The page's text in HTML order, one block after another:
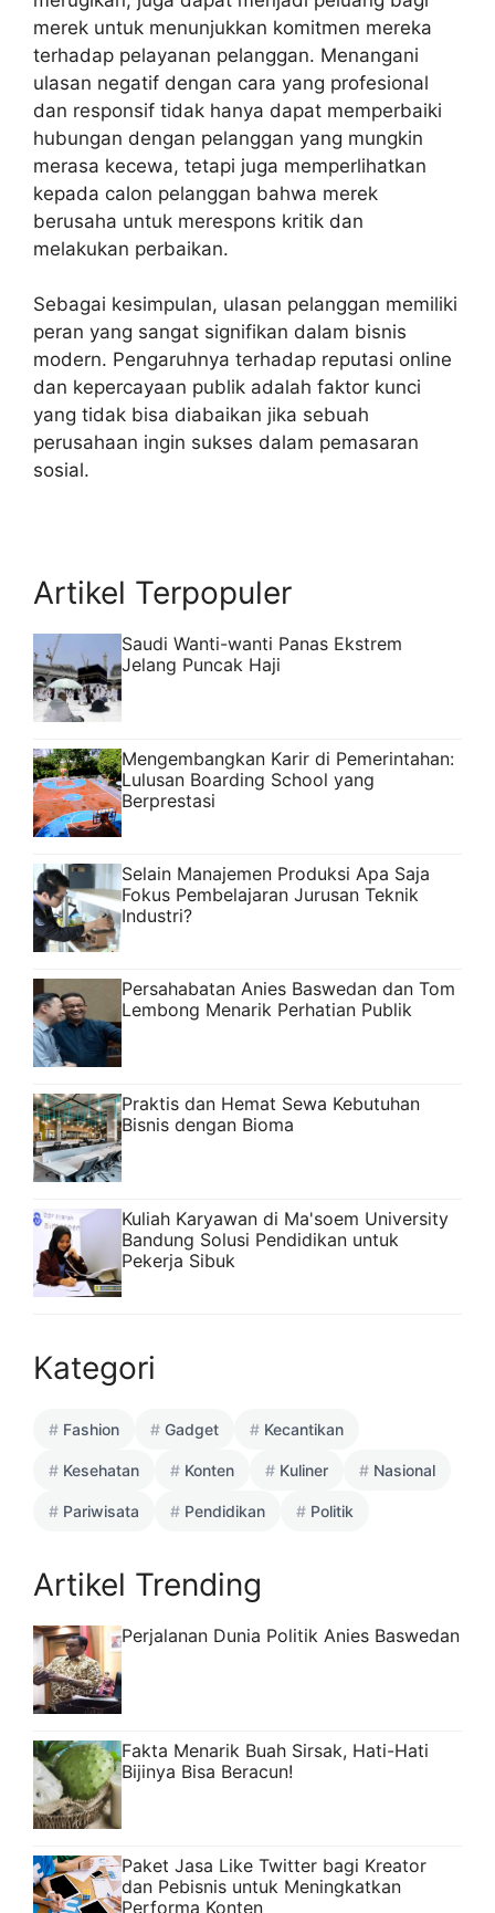
merek untuk menunjukkan komitmen mereka
terhadap pelayanan pelanggan. Menangani
ulasan negatif dengan cara yang profesional
dan responsif tidak hanya dapat memperbaiki
hubungan dengan pelanggan yang mungkin
merasa kecewa, tetapi juga memperlihatkan
kepada calon pelanggan bahwa merek
berusaha untuk merespons kritik dan
melakukan perbaikan.
Sebagai kesimpulan, ulasan pelanggan memiliki
peran yang sangat signifikan dalam bisnis
modern. Pengaruhnya terhadap reputasi online
dan kepercayaan publik adalah faktor kunci
yang tidak bisa diabaikan jika sebuah
perusahaan ingin sukses dalam pemasaran
sosial.
Artikel Terpopuler
Saudi Wanti-wanti Panas Ekstrem
Jelang Puncak Haji
Mengembangkan Karir di Pemerintahan:
Lulusan Boarding School yang
Berprestasi
Selain Manajemen Produksi Apa Saja
Fokus Pembelajaran Jurusan Teknik
Industri?
Persahabatan Anies Baswedan dan Tom
Lembong Menarik Perhatian Publik
Praktis dan Hemat Sewa Kebutuhan
Bisnis dengan Bioma
Kuliah Karyawan di Ma'soem University
Bandung Solusi Pendidikan untuk
Pekerja Sibuk
Kategori
Fashion Gadget Kecantikan
Kesehatan Konten Kuliner Nasional
Pariwisata Pendidikan Politik
Artikel Trending
Perjalanan Dunia Politik Anies Baswedan
Fakta Menarik Buah Sirsak, Hati-Hati
Bijinya Bisa Beracun!
Paket Jasa Like Twitter bagi Kreator
dan Pebisnis untuk Meningkatkan
Performa Konten